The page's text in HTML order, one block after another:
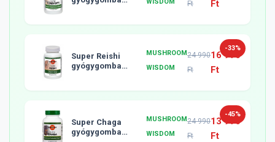
Ft
Ft
-33%
Super Reishi
gyógygomba
MUSHROOM
WISDOM
24 990
Ft
16 990
Ft
-45%
Super Chaga
gyógygomba
MUSHROOM
WISDOM
24 990
Ft
13 990
Ft